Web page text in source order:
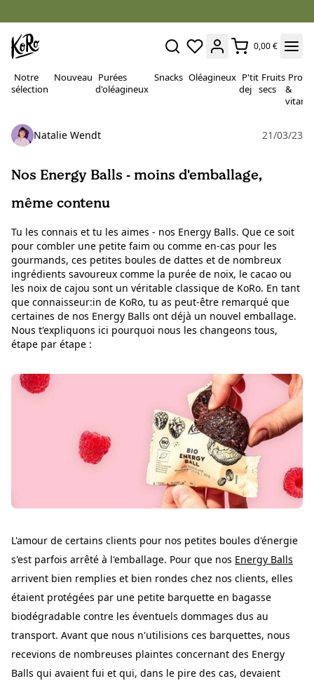
0,00 €
Notre
sélection
Nouveau Purées
d'oléagineux
Snacks Oléagineux P'tit
dej
Fruits
secs
&
Natalie Wendt 21/03/23
Nos Energy Balls - moins d'emballage,
même contenu
Tu les connais et tu les aimes - nos Energy Balls. Que ce soit
pour combler une petite faim ou comme en-cas pour les
gourmands, ces petites boules de dattes et de nombreux
ingrédients savoureux comme la purée de noix, le cacao ou
les noix de cajou sont un véritable classique de KoRo. En tant
que connaisseur:in de KoRo, tu as peut-être remarqué que
certaines de nos Energy Balls ont déjà un nouvel emballage.
Nous t'expliquons ici pourquoi nous les changeons tous,
étape par étape :
L'amour de certains clients pour nos petites boules d'énergie
s'est parfois arrêté à l'emballage. Pour que nos Energy Balls
arrivent bien remplies et bien rondes chez nos clients, elles
étaient protégées par une petite barquette en bagasse
biodégradable contre les éventuels dommages dus au
transport. Avant que nous n'utilisions ces barquettes, nous
recevions de nombreuses plaintes concernant des Energy
Balls qui avaient fui et qui, dans le pire des cas, devaient